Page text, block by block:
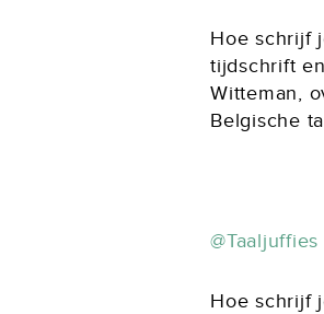
Hoe schrijf
tijdschrift
Witteman,
Belgische
@Taaljuffies
Hoe schrijf